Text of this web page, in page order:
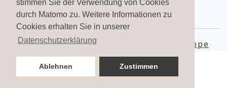
stimmen Sie der Verwendung von Cookies
durch Matomo zu. Weitere Informationen zu
Cookies erhalten Sie in unserer
Datenschutzerklärung
Ablehnen Zustimmen
PFITZENMEIER – Fitness since
1978
2323Bewertungen auf ProvenExpert.com
© 2026Pfitzenmeier Unternehmensgruppe